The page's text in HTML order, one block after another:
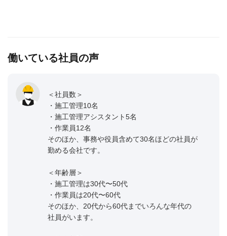
働いている社員の声
＜社員数＞
・施工管理10名
・施工管理アシスタント5名
・作業員12名
そのほか、事務や役員含めて30名ほどの社員が
勤める会社です。
＜年齢層＞
・施工管理は30代〜50代
・作業員は20代〜60代
そのほか、20代から60代までいろんな年代の
社員がいます。